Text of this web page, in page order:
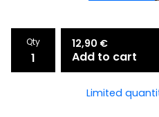
Qty 12,90 €
Add to cart
Limited